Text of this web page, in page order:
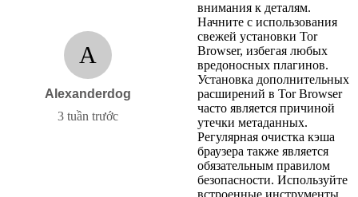
A
Alexanderdog
3 tuần trước
внимания к деталям.
Начните с использования
свежей установки Tor
Browser, избегая любых
вредоносных плагинов.
Установка дополнительных
расширений в Tor Browser
часто является причиной
утечки метаданных.
Регулярная очистка кэша
браузера также является
обязательным правилом
безопасности. Используйте
встроенные инструменты